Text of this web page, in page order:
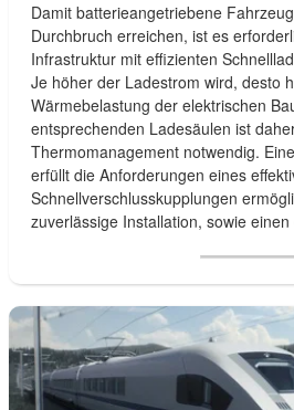
Damit batterieangetriebene
Durchbruch erreichen, ist es
Infrastruktur mit effizienten
Je höher der Ladestrom wird, desto
Wärmebelastung der elektrischen
entsprechenden Ladesäulen ist
Thermomanagement notwendig.
erfüllt die Anforderungen eines
Schnellverschlusskupplungen
zuverlässige Installation, sowie